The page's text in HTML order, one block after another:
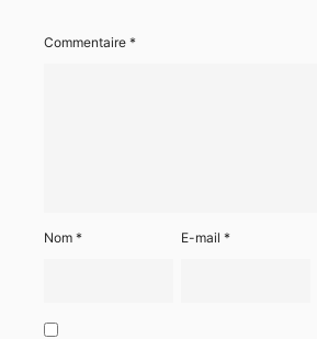
Commentaire *
Nom * E-mail*